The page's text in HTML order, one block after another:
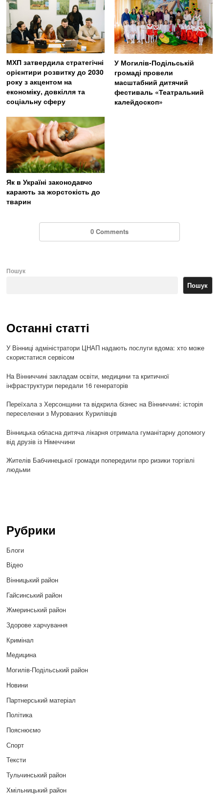
МХП затвердила стратегічні
орієнтири розвитку до 2030
року з акцентом на
економіку, довкілля та
соціальну сферу
У Могилів-Подільській
громаді провели
масштабний дитячий
фестиваль «Театральний
калейдоскоп»
Як в Україні законодавчо
карають за жорстокість до
тварин
0 Comments
Пошук
Пошук
Останні статті
У Вінниці адміністратори ЦНАП надають послуги вдома: хто може
скористатися сервісом
На Вінниччині закладам освіти, медицини та критичної
інфраструктури передали 16 генераторів
Переїхала з Херсонщини та відкрила бізнес на Вінниччині: історія
переселенки з Мурованих Курилівців
Вінницька обласна дитяча лікарня отримала гуманітарну допомогу
від друзів із Німеччини
Жителів Бабчинецької громади попередили про ризики торгівлі
людьми
Рубрики
Блоги
Відео
Вінницький район
Гайсинський район
Жмеринський район
Здорове харчування
Кримінал
Медицина
Могилів-Подільський район
Новини
Партнерський матеріал
Політика
Пояснюємо
Спорт
Тексти
Тульчинський район
Хмільницький район